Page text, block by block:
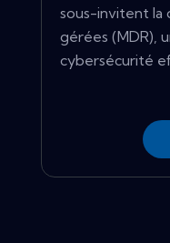
sous-invitent la
gérées (MDR),
cybersécurité